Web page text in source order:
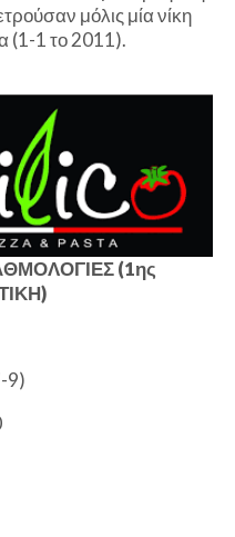
μόλις μία νίκη
(1-1 το 2011).
(1ης
9)